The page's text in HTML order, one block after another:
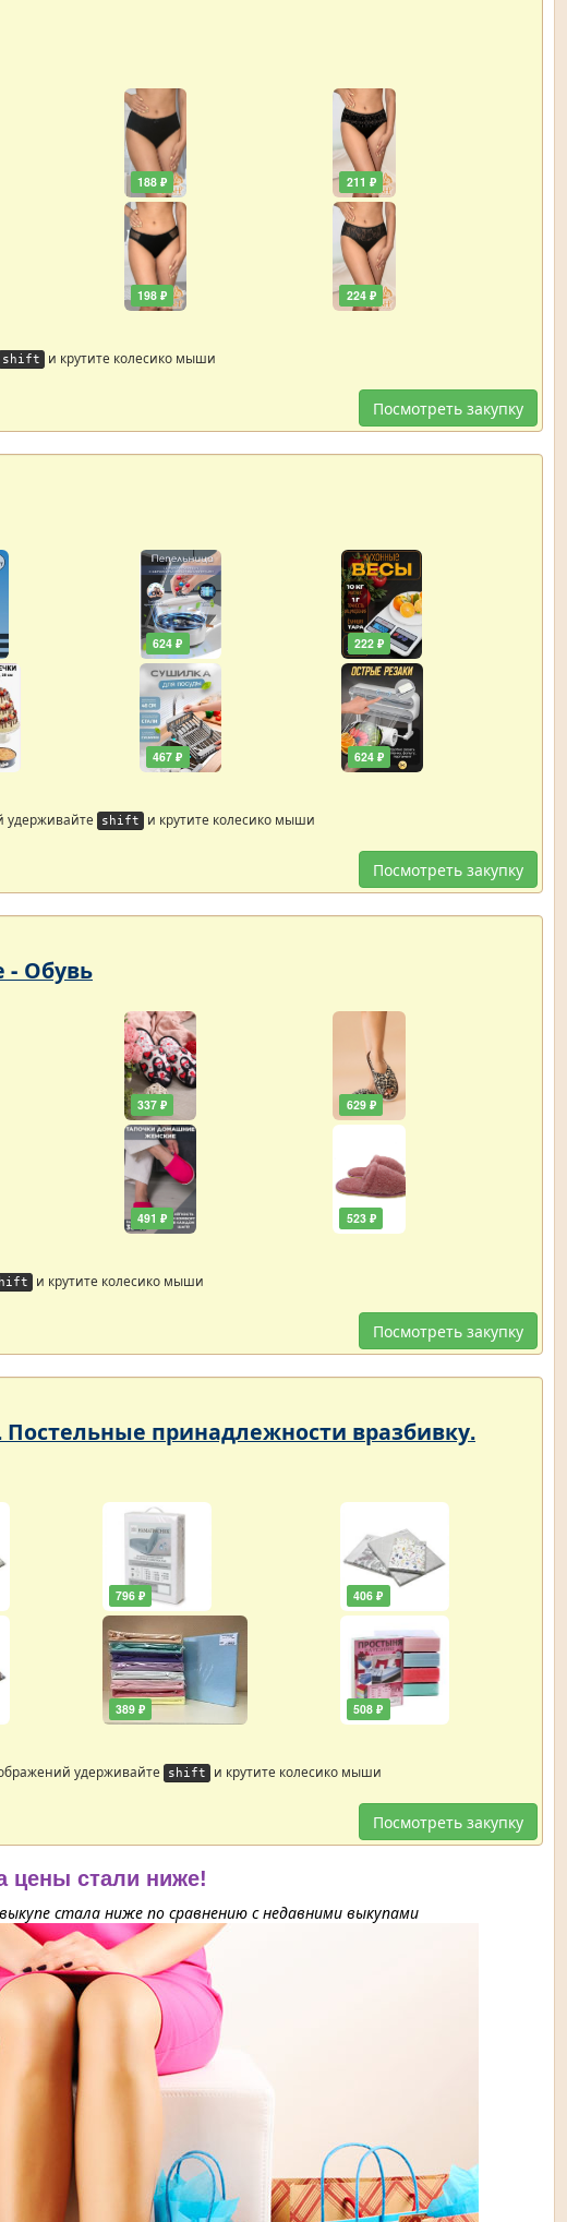
188 ₽
198 ₽
211 ₽
224 ₽
shift и крутите колесико мыши
Посмотреть закупку
624 ₽
467 ₽
222 ₽
624 ₽
удерживайте shift и крутите колесико мыши
Посмотреть закупку
- Обувь
337 ₽
491 ₽
629 ₽
523 ₽
и крутите колесико мыши
Посмотреть закупку
Постельные принадлежности вразбивку.
796 ₽
389 ₽
406 ₽
508 ₽
удерживайте shift и крутите колесико мыши
Посмотреть закупку
цены стали ниже!
стала ниже по сравнению с недавними выкупами